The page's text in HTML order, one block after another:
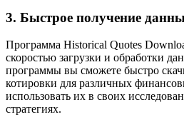
3. Быстрое получение
Программа Historical Quotes
скоростью загрузки и обработки
программы вы сможете быстро
котировки для различных
использовать их в своих
стратегиях.